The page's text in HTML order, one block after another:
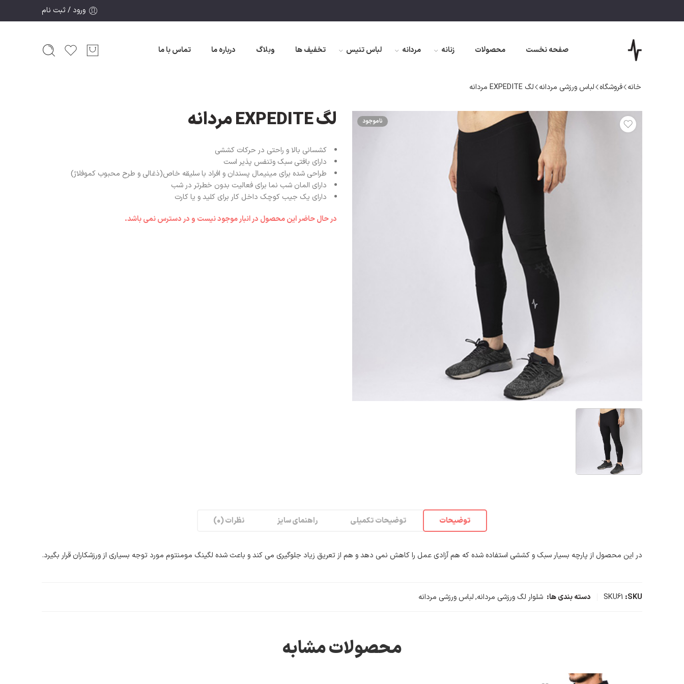
ورود / ثبت نام
صفحه نخست محصولات زنانه مردانه لباس تنیس تخفیف ها وبلاگ درباره ما تماس با ما
خانه فروشگاه لباس ورزشی مردانه لگ EXPEDITE مردانه
ناموجود لگ EXPEDITE مردانه
کشسانی بالا و راحتی در حرکات کششی
دارای بافتی سبک وتنفس پذیر است
طراحی شده برای مینیمال پسندان و افراد با سلیقه خاص(ذغالی و طرح محبوب کموفلاژ)
دارای المان شب نما برای فعالیت بدون خطرتر در شب
دارای یک جیب کوچک داخل کار برای کلید و یا کارت
در حال حاضر این محصول در انبار موجود نیست و در دسترس نمی باشد.
توضیحات توضیحات تکمیلی راهنمای سایز نظرات (0)
در این محصول از پارچه بسیار سبک و کششی استفاده شده که هم آزادی عمل را کاهش نمی دهد و هم از تعریق زیاد جلوگیری می کند و باعث شده لگینگ مومنتوم مورد توجه بسیاری از ورزشکاران قرار بگیرد.
SKU:
SKU61 دسته بندی ها: شلوار لگ ورزشی مردانه,لباس ورزشی مردانه
محصولات مشابه